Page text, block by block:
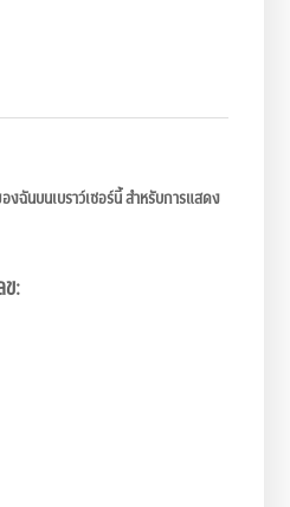
งฉันบนเบราว์เซอร์นี้ สำหรับการแสดง
: